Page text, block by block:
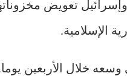
تعويض
الإسلامية.
خلال الأربعين